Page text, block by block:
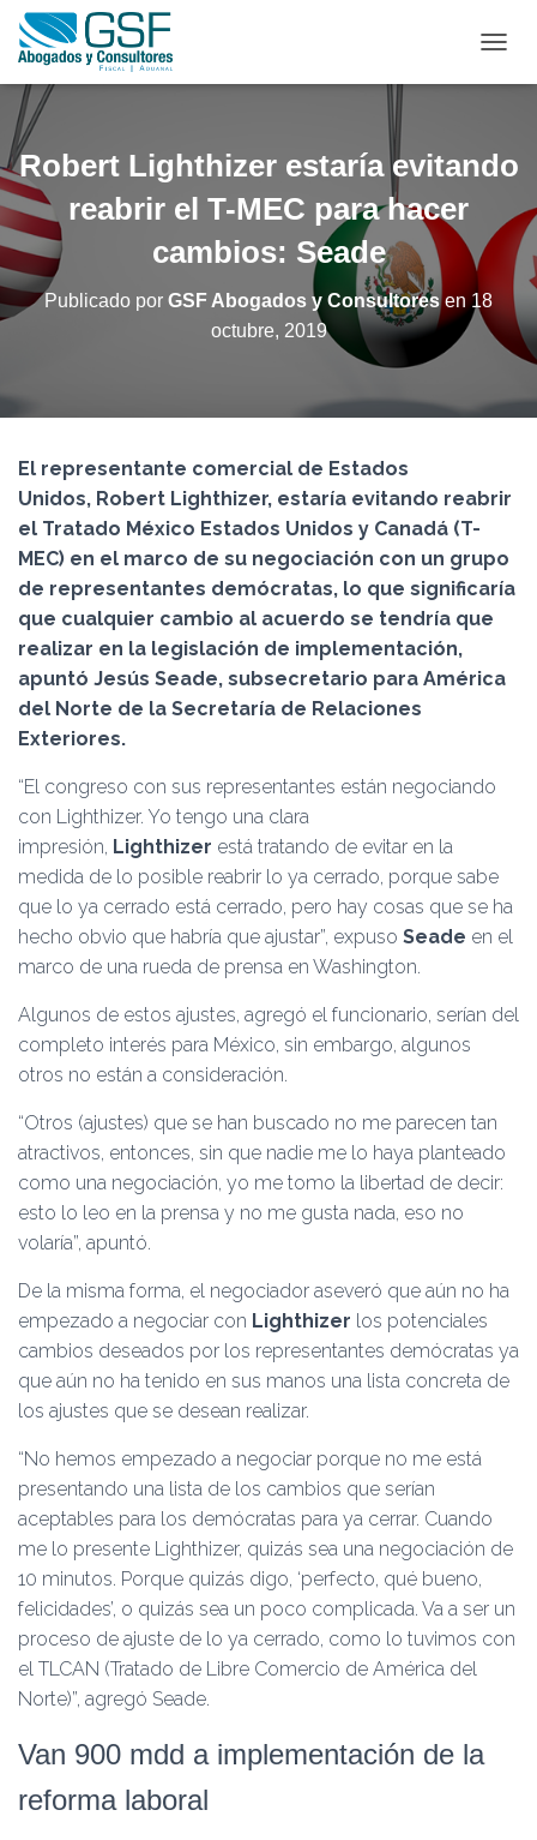
A
I
A
M
E
V
C
N
Robert Lighthizer estaría evitando
reabrir el T-MEC para hacer
cambios: Seade
Publicado por GSF Abogados y Consultoresen18
octubre, 2019
El representante comercial de Estados
Unidos, Robert Lighthizer, estaría evitando reabrir
el Tratado México Estados Unidos y Canadá (T-
MEC) en el marco de su negociación con un grupo
de representantes demócratas, lo que significaría
que cualquier cambio al acuerdo se tendría que
realizar en la legislación de implementación,
apuntó Jesús Seade, subsecretario para América
del Norte de la Secretaría de Relaciones
Exteriores.
“El congreso con sus representantes están negociando
con Lighthizer. Yo tengo una clara
impresión, Lighthizer está tratando de evitar en la
medida de lo posible reabrir lo ya cerrado, porque sabe
que lo ya cerrado está cerrado, pero hay cosas que se ha
hecho obvio que habría que ajustar”, expuso Seade en el
marco de una rueda de prensa en Washington.
Algunos de estos ajustes, agregó el funcionario, serían del
completo interés para México, sin embargo, algunos
otros no están a consideración.
“Otros (ajustes) que se han buscado no me parecen tan
atractivos, entonces, sin que nadie me lo haya planteado
como una negociación, yo me tomo la libertad de decir:
esto lo leo en la prensa y no me gusta nada, eso no
volaría”, apuntó.
De la misma forma, el negociador aseveró que aún no ha
empezado a negociar con Lighthizer los potenciales
cambios deseados por los representantes demócratas ya
que aún no ha tenido en sus manos una lista concreta de
los ajustes que se desean realizar.
“No hemos empezado a negociar porque no me está
presentando una lista de los cambios que serían
aceptables para los demócratas para ya cerrar. Cuando
me lo presente Lighthizer, quizás sea una negociación de
10 minutos. Porque quizás digo, ‘perfecto, qué bueno,
felicidades’, o quizás sea un poco complicada. Va a ser un
proceso de ajuste de lo ya cerrado, como lo tuvimos con
el TLCAN (Tratado de Libre Comercio de América del
Norte)”, agregó Seade.
Van 900 mdd a implementación de la
reforma laboral